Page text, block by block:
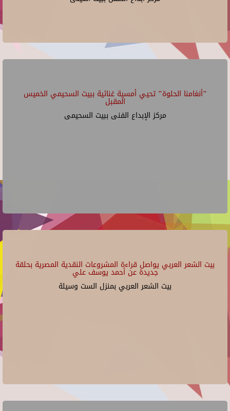
"أنغامنا الحلوة" تحيي أمسية غنائية ببيت السحيمي الخميس
المقبل
مركز الإبداع الفنى ببيت السحيمى
بيت الشعر العربي يواصل قراءة المشروعات النقدية المصرية بحلقة
جديدة عن أحمد يوسف علي
بيت الشعر العربي بمنزل الست وسيلة